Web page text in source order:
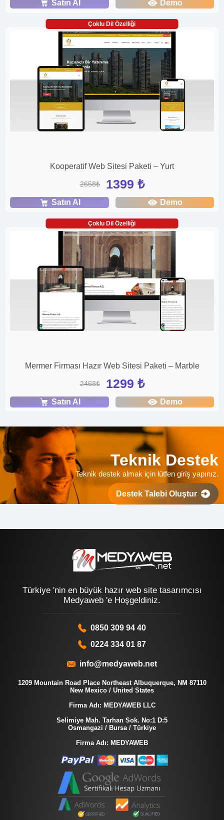
Satın Al Demo
Çoklu Dil Özelliği
Kooperatif Web Sitesi Paketi – Yurt
2658₺ 1399 ₺
Satın Al Demo
Çoklu Dil Özelliği
Mermer Firması Hazır Web Sitesi Paketi – Marble
2468₺ 1299 ₺
Satın Al Demo
Teknik Destek
Teknik destek almak için lütfen giriş yapınız.
Destek Talebi Oluştur
Türkiye 'nin en büyük hazır web site tasarımcısı
Medyaweb 'e Hoşgeldiniz.
0850 309 94 40
0224 334 01 87
info@medyaweb.net
1209 Mountain Road Place Northeast Albuquerque, NM 87110
New Mexico / United States
Firma Adı: MEDYAWEB LLC
Selimiye Mah. Tarhan Sok. No:1 D:5
Osmangazi / Bursa / Türkiye
Firma Adı: MEDYAWEB